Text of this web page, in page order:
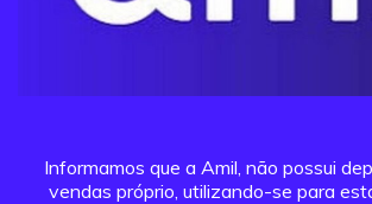
Informamos que a Amil, não possui
vendas próprio, utilizando-se para